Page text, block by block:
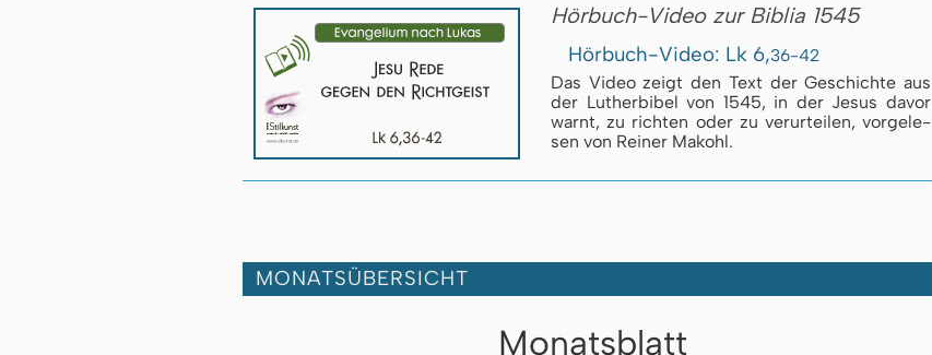
Hörbuch-Video zur Biblia 1545
Hörbuch-Video: Lk 6,36-42
Das Video zeigt den Text der Ge­schich­te aus
der Luther­bi­bel von 1545, in der Jesus da­vor
warnt, zu rich­ten oder zu ver­ur­tei­len, vor­ge­le­
sen von Reiner Makohl.
MONATSÜBERSICHT
Monatsblatt